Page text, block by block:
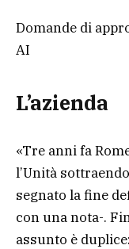
Domande di
AI
L’azienda
«Tre anni fa
l’Unità
segnato la fine
con una nota-.
assunto è